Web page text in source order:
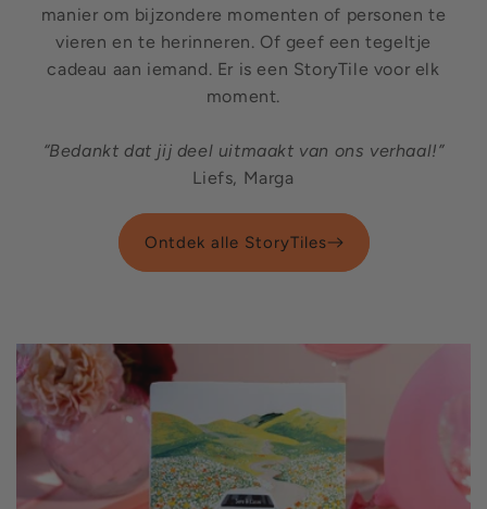
manier om bijzondere momenten of personen te
vieren en te herinneren. Of geef een tegeltje
cadeau aan iemand. Er is een StoryTile voor elk
moment.
“Bedankt dat jij deel uitmaakt van ons verhaal!”
Liefs, Marga
Ontdek alle StoryTiles